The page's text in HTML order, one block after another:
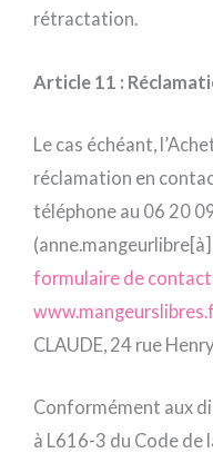
rétractation.
Article 11 :
Le cas échéant,
réclamation en
téléphone au 06 20
formulaire de
CLAUDE, 24 rue
Conformément aux
à L616-3 du Code de